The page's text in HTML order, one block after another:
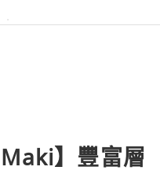
】豐富層